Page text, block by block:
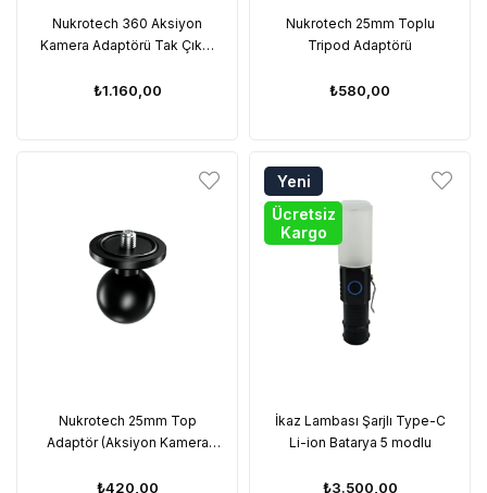
Nukrotech 360 Aksiyon
Kamera Adaptörü Tak Çıkar
₺1.160,00
Nukrotech 25mm Toplu
Tripod Adaptörü
₺580,00
Nukrotech 25mm Top
Adaptör (Aksiyon Kamera
₺420,00
İkaz Lambası Şarjlı Type-C
Li-ion Batarya 5 modlu
₺3.500,00
Yeni
Ürün
Ücretsiz
Kargo